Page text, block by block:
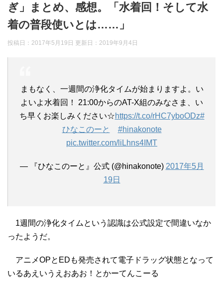
ぎ」まとめ、感想。「水着回！そして水
着の普段使いとは……」
投稿日：2017年5月19日 更新日： 2019年9月4日
まもなく、一週間の浄化タイムが始まりますよ。い
よいよ水着回！ 21:00からのAT-X組のみなさま、い
ち早くお楽しみください☆https://t.co/rHC7yboODz#
ひなこのーと
#hinakonote
pic.twitter.com/liLhns4IMT
— 『ひなこのーと』公式 (@hinakonote) 2017年5月
19日
1週間の浄化タイムという認識は公式設定で間違いなか
ったようだ。
アニメOPとEDも発売されて電子ドラッグ状態となって
いるあえいうえおあお！とかーてんこーる